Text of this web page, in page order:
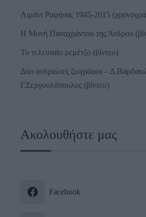
Λιμάνι Ραφήνας 1945-2015
Η Μονή Παναχράντου της Άνδρου
Το τελευταίο ρεμέτζο (βίντεο)
Δύο ανδριώτες ζωγράφοι –
Γ.Σεργουλόπουλος (βίντεο)
Ακολουθήστε μας
Facebook